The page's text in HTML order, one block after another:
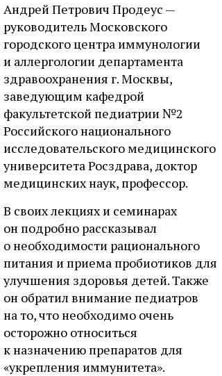
Андрей Петрович Продеус —
руководитель Московского
городского центра иммунологии
и аллергологии департамента
здравоохранения г. Москвы,
заведующим кафедрой
факультетской педиатрии №2
Российского национального
исследовательского медицинского
университета Росздрава, доктор
медицинских наук, профессор.
В своих лекциях и семинарах
он подробно рассказывал
о необходимости рационального
питания и приема пробиотиков для
улучшения здоровья детей. Также
он обратил внимание педиатров
на то, что необходимо очень
осторожно относиться
к назначению препаратов для
«укрепления иммунитета».